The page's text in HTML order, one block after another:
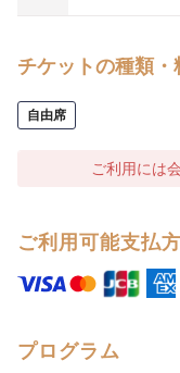
チケットの種類・
自由席
ご利用には
ご利用可能支払
プログラム